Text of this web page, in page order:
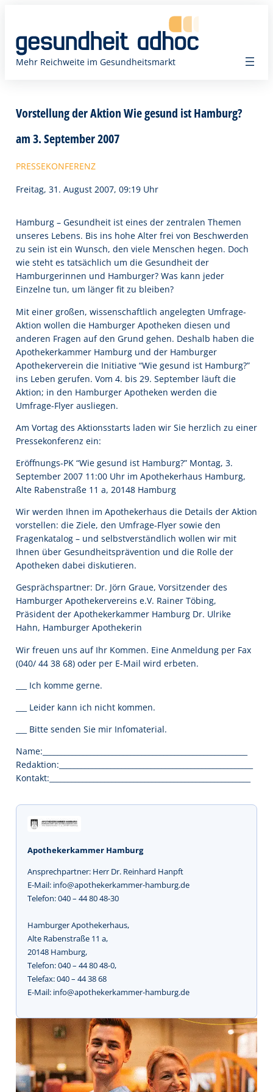
springen
Mehr Reichweite im Gesundheitsmarkt
Vorstellung der Aktion Wie gesund ist Hamburg?
am 3. September 2007
PRESSEKONFERENZ
Freitag, 31. August 2007, 09:19 Uhr
Hamburg – Gesundheit ist eines der zentralen Themen
unseres Lebens. Bis ins hohe Alter frei von Beschwerden
zu sein ist ein Wunsch, den viele Menschen hegen. Doch
wie steht es tatsächlich um die Gesundheit der
Hamburgerinnen und Hamburger? Was kann jeder
Einzelne tun, um länger fit zu bleiben?
Mit einer großen, wissenschaftlich angelegten Umfrage-
Aktion wollen die Hamburger Apotheken diesen und
anderen Fragen auf den Grund gehen. Deshalb haben die
Apothekerkammer Hamburg und der Hamburger
Apothekerverein die Initiative “Wie gesund ist Hamburg?”
ins Leben gerufen. Vom 4. bis 29. September läuft die
Aktion; in den Hamburger Apotheken werden die
Umfrage-Flyer ausliegen.
Am Vortag des Aktionsstarts laden wir Sie herzlich zu einer
Pressekonferenz ein:
Eröffnungs-PK “Wie gesund ist Hamburg?” Montag, 3.
September 2007 11:00 Uhr im Apothekerhaus Hamburg,
Alte Rabenstraße 11 a, 20148 Hamburg
Wir werden Ihnen im Apothekerhaus die Details der Aktion
vorstellen: die Ziele, den Umfrage-Flyer sowie den
Fragenkatalog – und selbstverständlich wollen wir mit
Ihnen über Gesundheits­prävention und die Rolle der
Apotheken dabei diskutieren.
Gesprächspartner: Dr. Jörn Graue, Vorsitzender des
Hamburger Apothekervereins e.V. Rainer Töbing,
Präsident der Apothekerkammer Hamburg Dr. Ulrike
Hahn, Hamburger Apothekerin
Wir freuen uns auf Ihr Kommen. Eine Anmeldung per Fax
(040/ 44 38 68) oder per E-Mail wird erbeten.
___ Ich komme gerne.
___ Leider kann ich nicht kommen.
___ Bitte senden Sie mir Infomaterial.
Name:________________________________________________________
Redaktion:_____________________________________________________
Kontakt:_______________________________________________________
Apothekerkammer Hamburg
Ansprechpartner: Herr Dr. Reinhard Hanpft
E-Mail: info@apothekerkammer-hamburg.de
Telefon: 040 – 44 80 48-30
Hamburger Apothekerhaus,
Alte Rabenstraße 11 a,
20148 Hamburg,
Telefon: 040 – 44 80 48-0,
Telefax: 040 – 44 38 68
E-Mail: info@apothekerkammer-hamburg.de